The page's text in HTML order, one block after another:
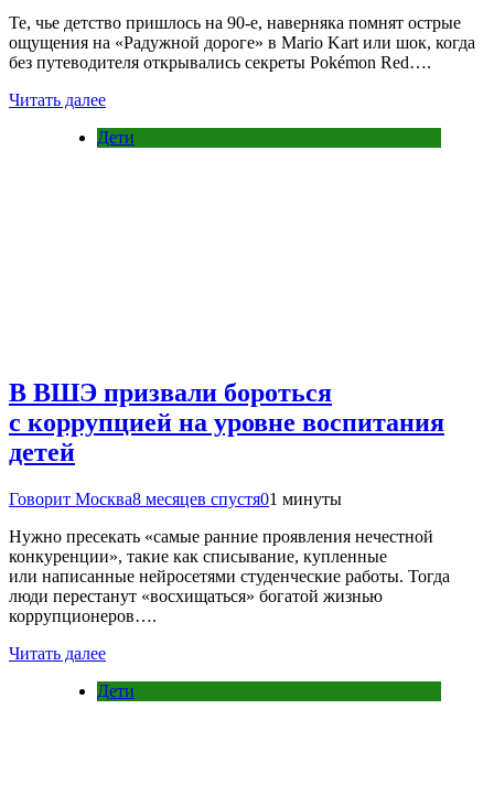
Те, чье детство пришлось на 90-е, наверняка помнят острые
ощущения на «Радужной дороге» в Mario Kart или шок, когда
без путеводителя открывались секреты Pokémon Red….
Читать далее
Дети
В ВШЭ призвали бороться
с коррупцией на уровне воспитания
детей
Говорит Москва8 месяцев спустя01 минуты
Нужно пресекать «самые ранние проявления нечестной
конкуренции», такие как списывание, купленные
или написанные нейросетями студенческие работы. Тогда
люди перестанут «восхищаться» богатой жизнью
коррупционеров….
Читать далее
Дети